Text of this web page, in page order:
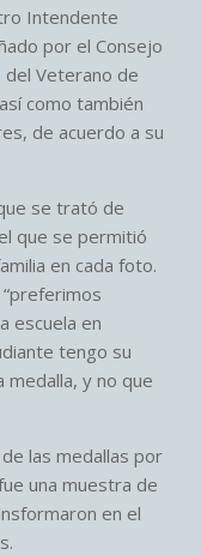
Intendente
por el Consejo
Veterano de
como también
de acuerdo a su
se trató de
que se permitió
en cada foto.
escuela en
tengo su
y no que
las medallas por
una muestra de
en el